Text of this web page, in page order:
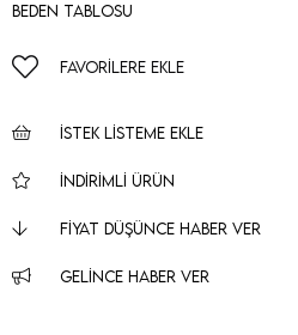
Beden Tablosu
FAVORILERE EKLE
İSTEK LISTEME EKLE
İNDIRIMLI ÜRÜN
FIYAT DÜŞÜNCE HABER VER
GELINCE HABER VER